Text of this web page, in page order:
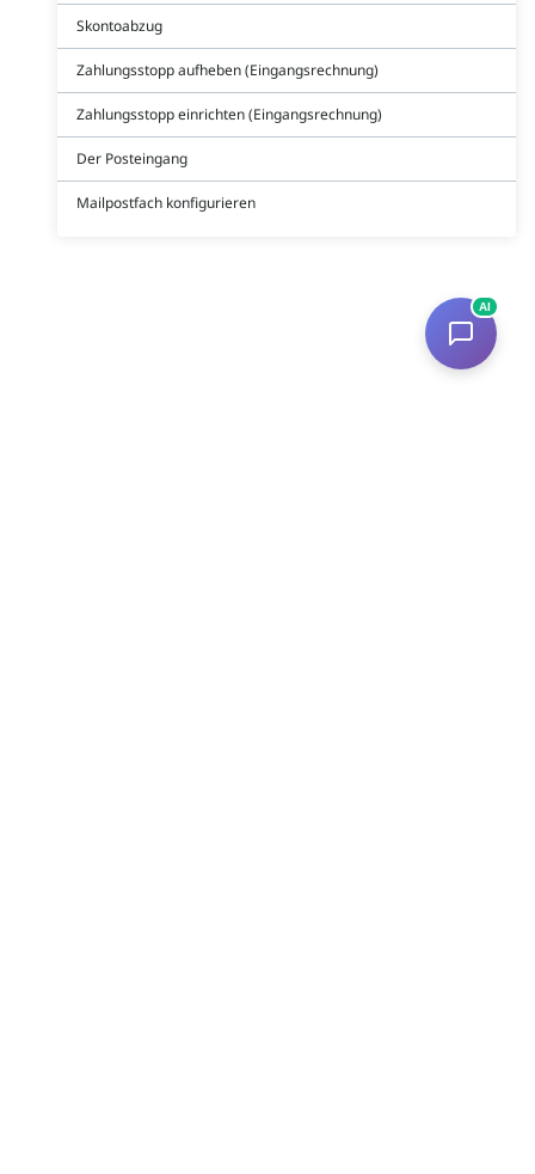
Skontoabzug
Zahlungsstopp aufheben (Eingangsrechnung)
Zahlungsstopp einrichten (Eingangsrechnung)
Der Posteingang
Mailpostfach konfigurieren
AI